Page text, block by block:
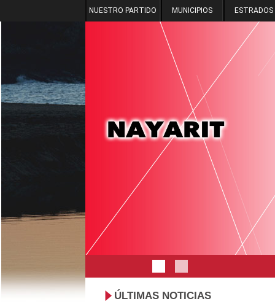
NUESTRO PARTIDO MUNICIPIOS ESTRADOS
ÚLTIMAS NOTICIAS